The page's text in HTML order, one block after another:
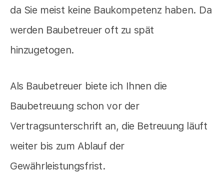
da Sie meist keine Baukompetenz haben. Da
werden Baubetreuer oft zu spät
hinzugetogen.
Als Baubetreuer biete ich Ihnen die
Baubetreuung schon vor der
Vertragsunterschrift an, die Betreuung läuft
weiter bis zum Ablauf der
Gewährleistungsfrist.